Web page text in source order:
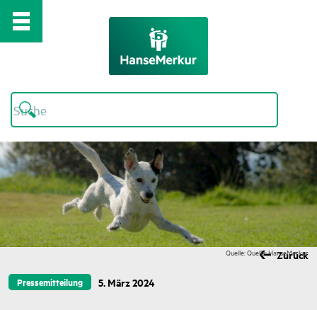
Quelle: Quelle: HanseMerkur
Pressemitteilung 5. März 2024
Zurück